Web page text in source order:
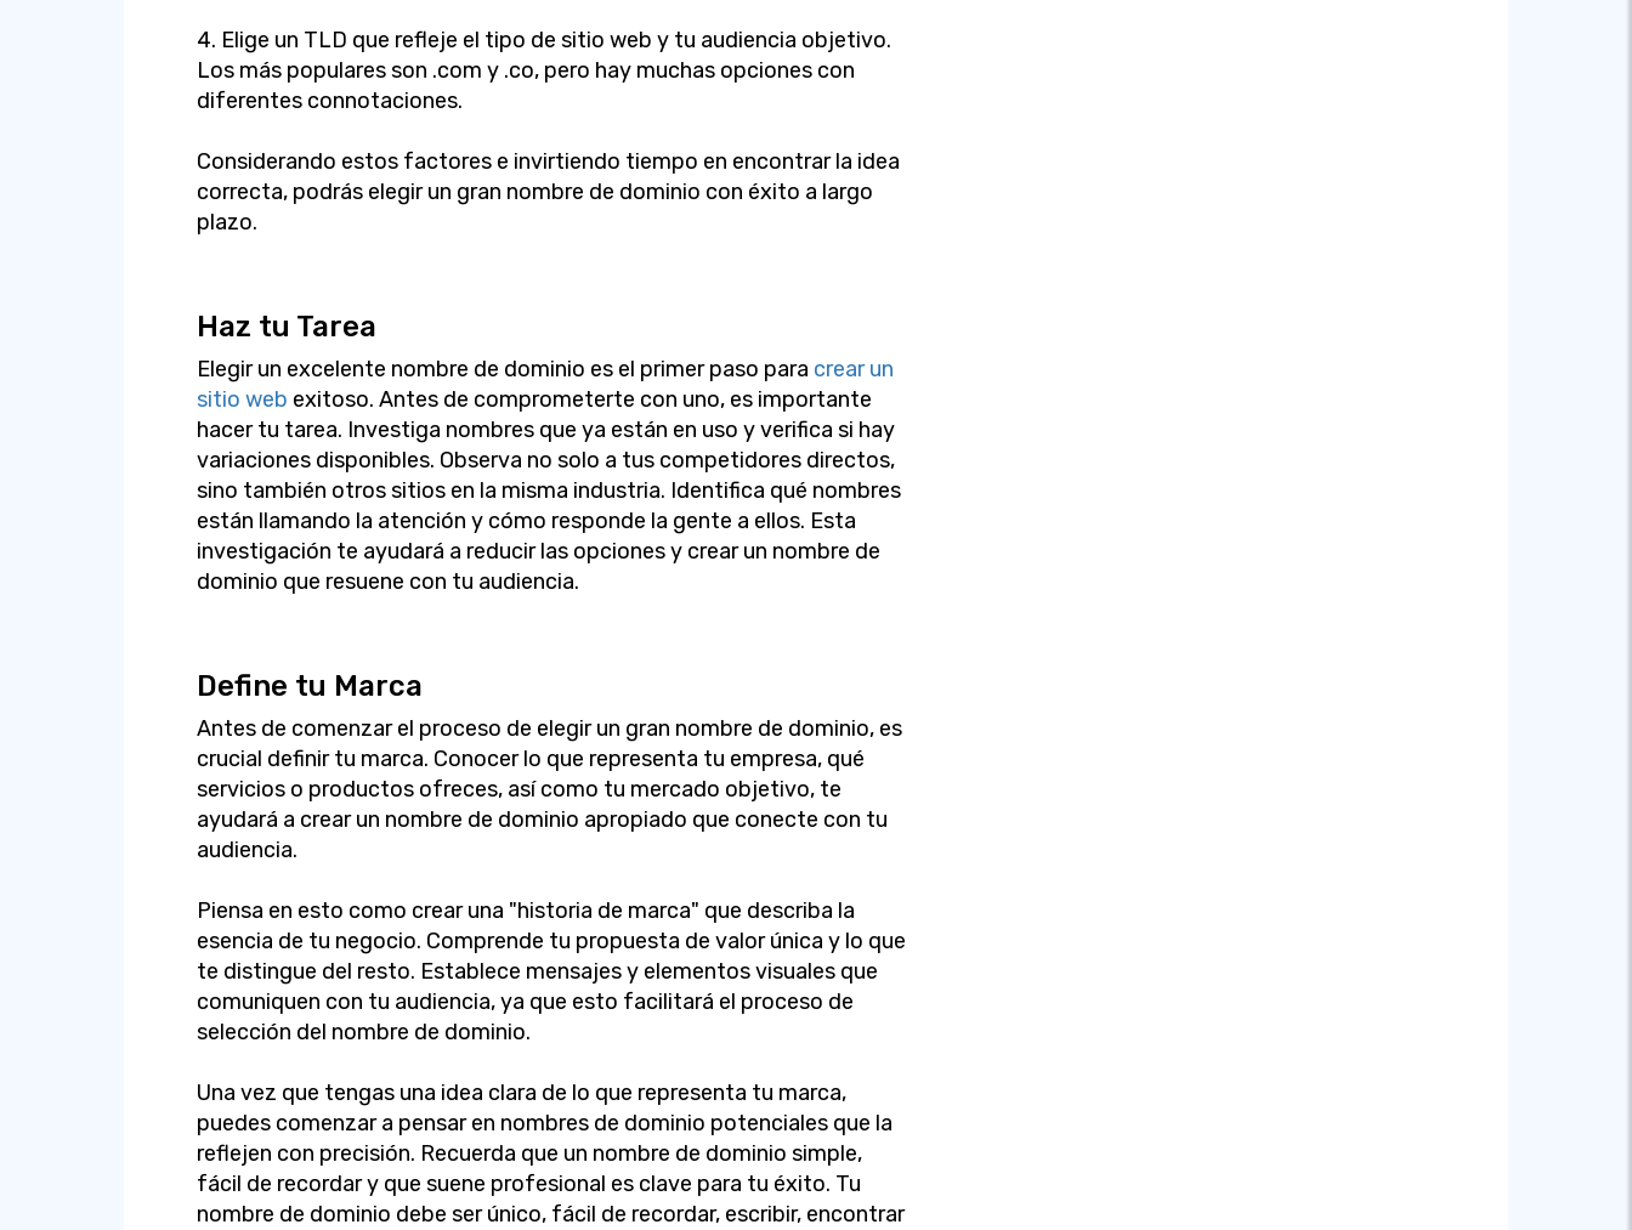
4. Elige un TLD que refleje el tipo de sitio web y tu audiencia objetivo.
Los más populares son .com y .co, pero hay muchas opciones con
diferentes connotaciones.
Considerando estos factores e invirtiendo tiempo en encontrar la idea
correcta, podrás elegir un gran nombre de dominio con éxito a largo
plazo.
Haz tu Tarea
Elegir un excelente nombre de dominio es el primer paso para crear un
sitio web exitoso. Antes de comprometerte con uno, es importante
hacer tu tarea. Investiga nombres que ya están en uso y verifica si hay
variaciones disponibles. Observa no solo a tus competidores directos,
sino también otros sitios en la misma industria. Identifica qué nombres
están llamando la atención y cómo responde la gente a ellos. Esta
investigación te ayudará a reducir las opciones y crear un nombre de
dominio que resuene con tu audiencia.
Define tu Marca
Antes de comenzar el proceso de elegir un gran nombre de dominio, es
crucial definir tu marca. Conocer lo que representa tu empresa, qué
servicios o productos ofreces, así como tu mercado objetivo, te
ayudará a crear un nombre de dominio apropiado que conecte con tu
audiencia.
Piensa en esto como crear una "historia de marca" que describa la
esencia de tu negocio. Comprende tu propuesta de valor única y lo que
te distingue del resto. Establece mensajes y elementos visuales que
comuniquen con tu audiencia, ya que esto facilitará el proceso de
selección del nombre de dominio.
Una vez que tengas una idea clara de lo que representa tu marca,
puedes comenzar a pensar en nombres de dominio potenciales que la
reflejen con precisión. Recuerda que un nombre de dominio simple,
fácil de recordar y que suene profesional es clave para tu éxito. Tu
nombre de dominio debe ser único, fácil de recordar, escribir, encontrar